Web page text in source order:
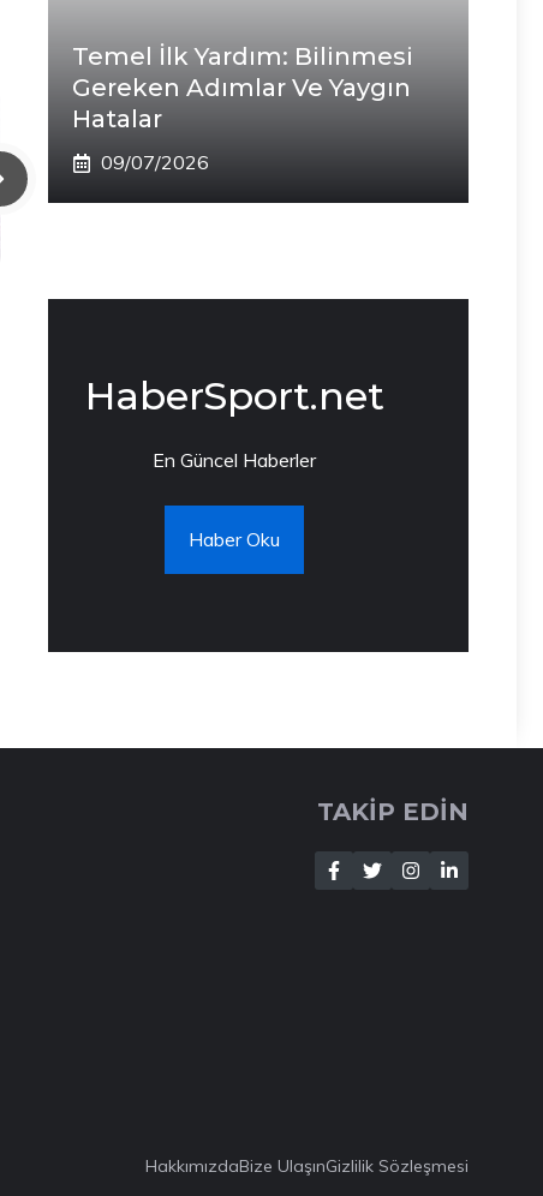
Temel İlk Yardım: Bilinmesi
Gereken Adımlar Ve Yaygın
Hatalar
09/07/2026
HaberSport.net
En Güncel Haberler
Haber Oku
TAKİP EDİN
HakkımızdaBize UlaşınGizlilik Sözleşmesi